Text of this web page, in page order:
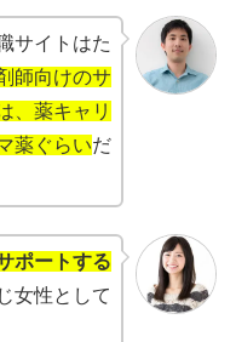
サイトはた
師向けのサ
、薬キャリ
薬ぐらいだ
ポートする
女性として